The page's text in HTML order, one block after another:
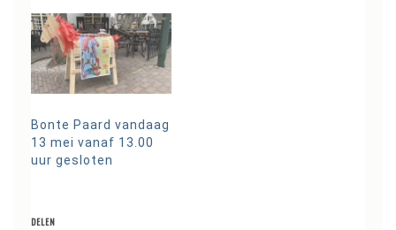
Bonte Paard vandaag
13 mei vanaf 13.00
uur gesloten
DELEN